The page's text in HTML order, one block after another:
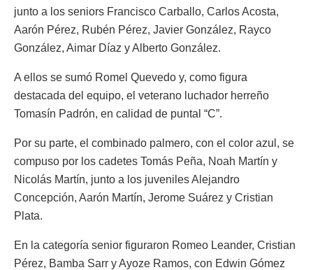
junto a los seniors Francisco Carballo, Carlos Acosta,
Aarón Pérez, Rubén Pérez, Javier González, Rayco
González, Aimar Díaz y Alberto González.
A ellos se sumó Romel Quevedo y, como figura
destacada del equipo, el veterano luchador herreño
Tomasín Padrón, en calidad de puntal “C”.
Por su parte, el combinado palmero, con el color azul, se
compuso por los cadetes Tomás Peña, Noah Martín y
Nicolás Martín, junto a los juveniles Alejandro
Concepción, Aarón Martín, Jerome Suárez y Cristian
Plata.
En la categoría senior figuraron Romeo Leander, Cristian
Pérez, Bamba Sarr y Ayoze Ramos, con Edwin Gómez